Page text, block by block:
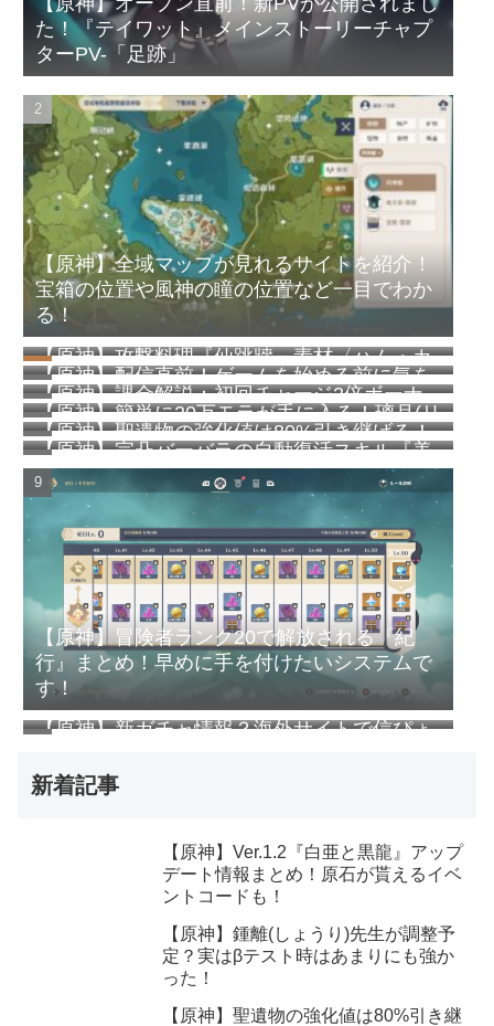
た！『テイワット』メインストーリーチャプ
ターPV-「足跡」
【原神】全域マップが見れるサイトを紹介！
宝箱の位置や風神の瞳の位置など一目でわか
る！
【原神】攻撃料理『仙跳牆』素材〈ハム・カ
ニ・エビのむき身・松茸〉の集め方
【原神】配信直前！ゲームを始める前に気を
付けたいことなどまとめ
【原神】課金解説：初回チャージ2倍ボーナ
スはパックごと！空月の祝福は超お得！
【原神】簡単に20万モラが手に入る！璃月(リ
ーユエ)港の『豪華・貴重な宝箱』の場所解説
【原神】聖遺物の強化値は80%引き継げる！
効率よく継承するポイント
【原神】完凸バーバラの自動復活スキル『美
しいものをあなたに』の安心感がすごい
【原神】冒険者ランク20で解放される『紀
行』まとめ！早めに手を付けたいシステムで
す！
【原神】新ガチャ情報？海外サイトで信ぴょ
新着記事
【原神】Ver.1.2『白亜と黒龍』アップ
デート情報まとめ！原石が貰えるイベ
ントコードも！
【原神】鍾離(しょうり)先生が調整予
定？実はβテスト時はあまりにも強か
った！
【原神】聖遺物の強化値は80%引き継